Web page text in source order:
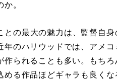
。
との最大の魅力は、監督自
年のハリウッドでは、アメ
作られることも多い。もち
める作品ほどギャラも良く